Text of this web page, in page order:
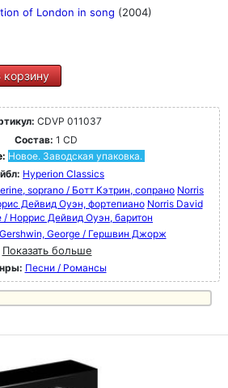
of London in song (2004)
корзину
CDVP 011037
Состав: 1 CD
Новое. Заводская упаковка.
Hyperion Classics
soprano / Ботт Кэтрин, сопрано Norris
Дейвид Оуэн, фортепиано Norris David
/ Норрис Дейвид Оуэн, баритон
Gershwin, George / Гершвин Джорж
Показать больше
Песни / Романсы